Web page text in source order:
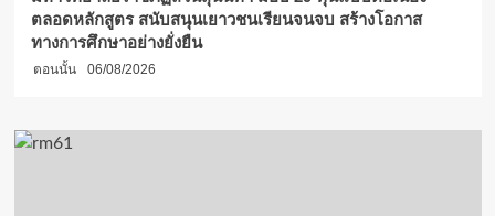
ตลอดหลักสูตร สนับสนุนเยาวชนเรียนจนจบ สร้างโอกาส
ทางการศึกษาอย่างยั่งยืน
ตอนนั้น 06/08/2026